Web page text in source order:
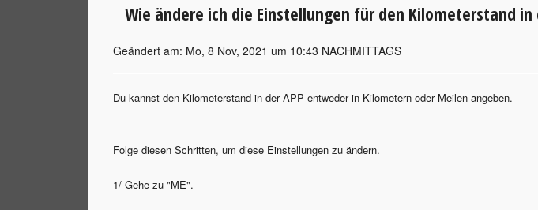
Wie ändere ich die Einstellungen für den Kilometerstand in
Geändert am: Mo, 8 Nov, 2021 um 10:43 NACHMITTAGS
Du kannst den Kilometerstand in der APP entweder in Kilometern oder Meilen angeben.
Folge diesen Schritten, um diese Einstellungen zu ändern.
1/ Gehe zu "ME".